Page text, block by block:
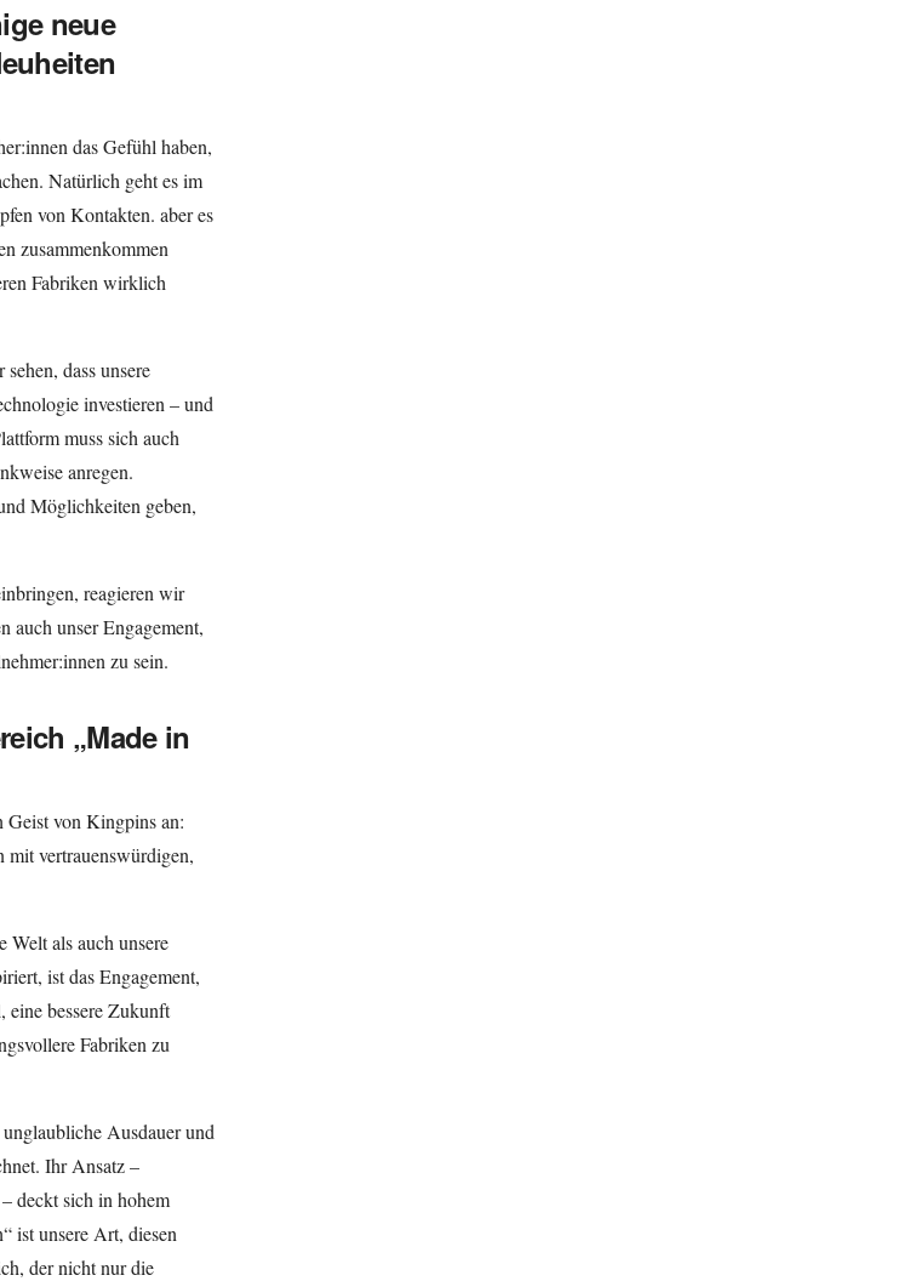
neue
das Gefühl haben,
Natürlich geht es im
von Kontakten. aber es
zusammenkommen
Fabriken wirklich
dass unsere
investieren – und
muss sich auch
anregen.
Möglichkeiten geben,
reagieren wir
auch unser Engagement,
zu sein.
„Made in
Geist von Kingpins an:
vertrauenswürdigen,
Welt als auch unsere
ist das Engagement,
eine bessere Zukunft
Fabriken zu
Ausdauer und
Ihr Ansatz –
deckt sich in hohem
ist unsere Art, diesen
der nicht nur die